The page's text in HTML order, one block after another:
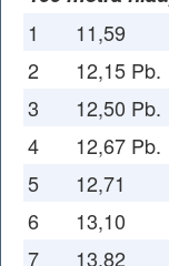
1 11,59
2
12,15 Pb.
3
12,50 Pb.
4
12,67 Pb.
5
12,71
6
13,10
7
13,82